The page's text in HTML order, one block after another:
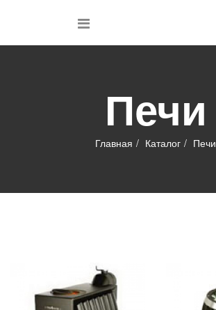
Печи
Главная Каталог Печи